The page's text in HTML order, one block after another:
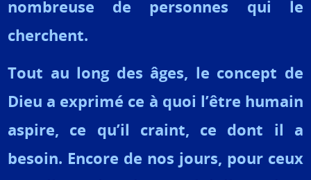
nombreuse de personnes qui le
cherchent.
Tout au long des âges, le concept de
Dieu a exprimé ce à quoi l’être humain
aspire, ce qu’il craint, ce dont il a
besoin. Encore de nos jours, pour ceux